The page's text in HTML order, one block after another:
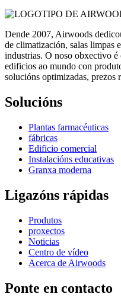
Dende 2007, Airwoods
de climatización, salas limpas
industrias. O noso obxectivo
edificios ao mundo con
solucións optimizadas, prezos
Solucións
Plantas farmacéuticas
fábricas
Edificio comercial
Instalacións educativas
Granxa moderna
Ligazóns rápidas
Produtos
proxectos
Noticias
Centro de vídeo
Acerca de Airwoods
Ponte en contacto